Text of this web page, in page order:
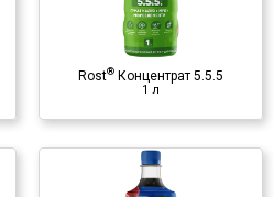
Rost® Концентрат 5.5.5
1 л